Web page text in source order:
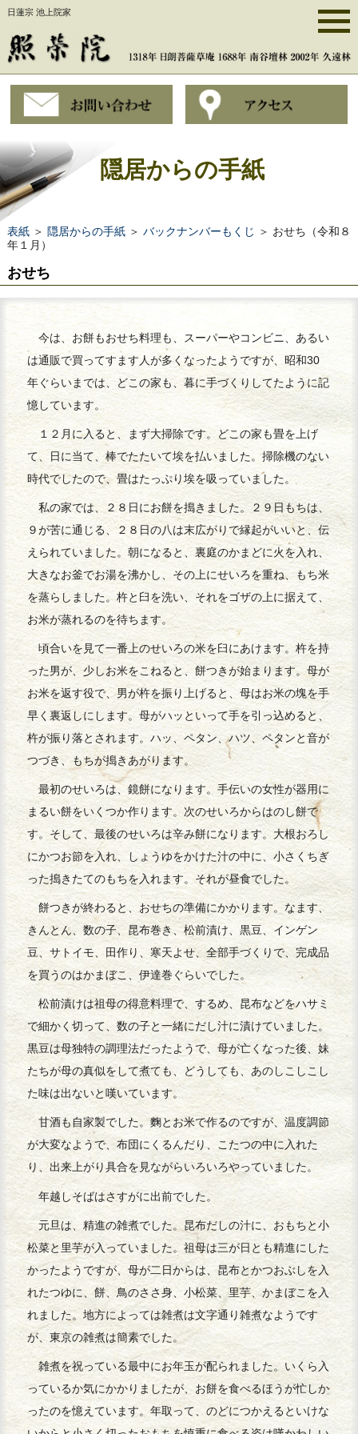
日蓮宗 池上院家
隠居からの手紙
表紙＞ 隠居からの手紙＞ バックナンバーもくじ ＞ おせち（令和８
年１月）
おせち
今は、お餅もおせち料理も、スーパーやコンビニ、あるい
は通販で買ってすます人が多くなったようですが、昭和30
年ぐらいまでは、どこの家も、暮に手づくりしてたように記
憶しています。
１２月に入ると、まず大掃除です。どこの家も畳を上げ
て、日に当て、棒でたたいて埃を払いました。掃除機のない
時代でしたので、畳はたっぷり埃を吸っていました。
私の家では、２８日にお餅を搗きました。２９日もちは、
９が苦に通じる、２８日の八は末広がりで縁起がいいと、伝
えられていました。朝になると、裏庭のかまどに火を入れ、
大きなお釜でお湯を沸かし、その上にせいろを重ね、もち米
を蒸らしました。杵と臼を洗い、それをゴザの上に据えて、
お米が蒸れるのを待ちます。
頃合いを見て一番上のせいろの米を臼にあけます。杵を持
った男が、少しお米をこねると、餅つきが始まります。母が
お米を返す役で、男が杵を振り上げると、母はお米の塊を手
早く裏返しにします。母がハッといって手を引っ込めると、
杵が振り落とされます。ハッ、ペタン、ハツ、ペタンと音が
つづき、もちが搗きあがります。
最初のせいろは、鏡餅になります。手伝いの女性が器用に
まるい餅をいくつか作ります。次のせいろからはのし餅で
す。そして、最後のせいろは辛み餅になります。大根おろし
にかつお節を入れ、しょうゆをかけた汁の中に、小さくちぎ
った搗きたてのもちを入れます。それが昼食でした。
餅つきが終わると、おせちの準備にかかります。なます、
きんとん、数の子、昆布巻き、松前漬け、黒豆、インゲン
豆、サトイモ、田作り、寒天よせ、全部手づくりで、完成品
を買うのはかまぼこ、伊達巻ぐらいでした。
松前漬けは祖母の得意料理で、するめ、昆布などをハサミ
で細かく切って、数の子と一緒にだし汁に漬けていました。
黒豆は母独特の調理法だったようで、母が亡くなった後、妹
たちが母の真似をして煮ても、どうしても、あのしこしこし
た味は出ないと嘆いています。
甘酒も自家製でした。麴とお米で作るのですが、温度調節
が大変なようで、布団にくるんだり、こたつの中に入れた
り、出来上がり具合を見ながらいろいろやっていました。
年越しそばはさすがに出前でした。
元旦は、精進の雑煮でした。昆布だしの汁に、おもちと小
松菜と里芋が入っていました。祖母は三が日とも精進にした
かったようですが、母が二日からは、昆布とかつおぶしを入
れたつゆに、餅、鳥のささ身、小松菜、里芋、かまぼこを入
れました。地方によっては雑煮は文字通り雑煮なようです
が、東京の雑煮は簡素でした。
雑煮を祝っている最中にお年玉が配られました。いくら入
っているか気にかかりましたが、お餅を食べるほうが忙しか
ったのを憶えています。年取って、のどにつかえるといけな